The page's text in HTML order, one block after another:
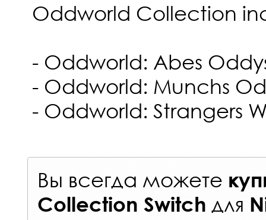
Oddworld Collection
- Oddworld: Abes
- Oddworld: Munchs
- Oddworld: Strangers
Вы всегда можете
Collection Switch для